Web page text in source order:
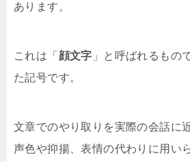
あります。
これは「 顔文字 」と呼ばれるもの
た記号です。
文章でのやり取りを実際の会話に
声色や抑揚、表情の代わりに用い